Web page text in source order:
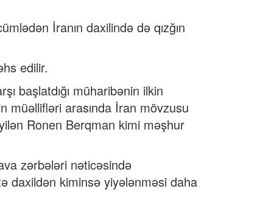
İranın daxilində də qızğın
edilir.
başlatdığı müharibənin ilkin
müəllifləri arasında İran mövzusu
Ronen Berqman kimi məşhur
zərbələri nəticəsində
daxildən kiminsə yiyələnməsi daha